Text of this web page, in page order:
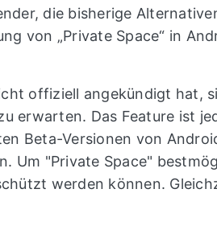
die bisherige
von „Private Space“ in
offiziell angekündigt hat,
erwarten. Das Feature ist
Beta-Versionen von
Um "Private Space"
werden können.